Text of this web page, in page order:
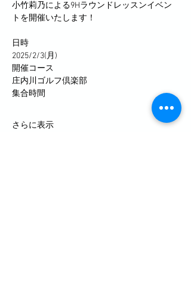
小竹莉乃による9Hラウンドレッスンイベン
トを開催いたします！
日時
2025/2/3(月)
開催コース
庄内川ゴルフ倶楽部
集合時間
さらに表示